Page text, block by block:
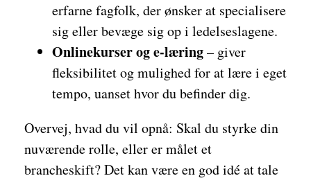
erfarne fagfolk, der ønsker at specialisere
sig eller bevæge sig op i ledelseslagene.
Onlinekurser og e-læring– giver
fleksibilitet og mulighed for at lære i eget
tempo, uanset hvor du befinder dig.
Overvej, hvad du vil opnå: Skal du styrke din
nuværende rolle, eller er målet et
brancheskift? Det kan være en god idé at tale